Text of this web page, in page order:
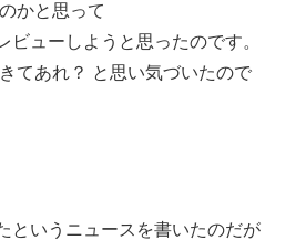
かと思って
ビューしようと思ったのです。
てあれ？ と思い気づいたので
というニュースを書いたのだが